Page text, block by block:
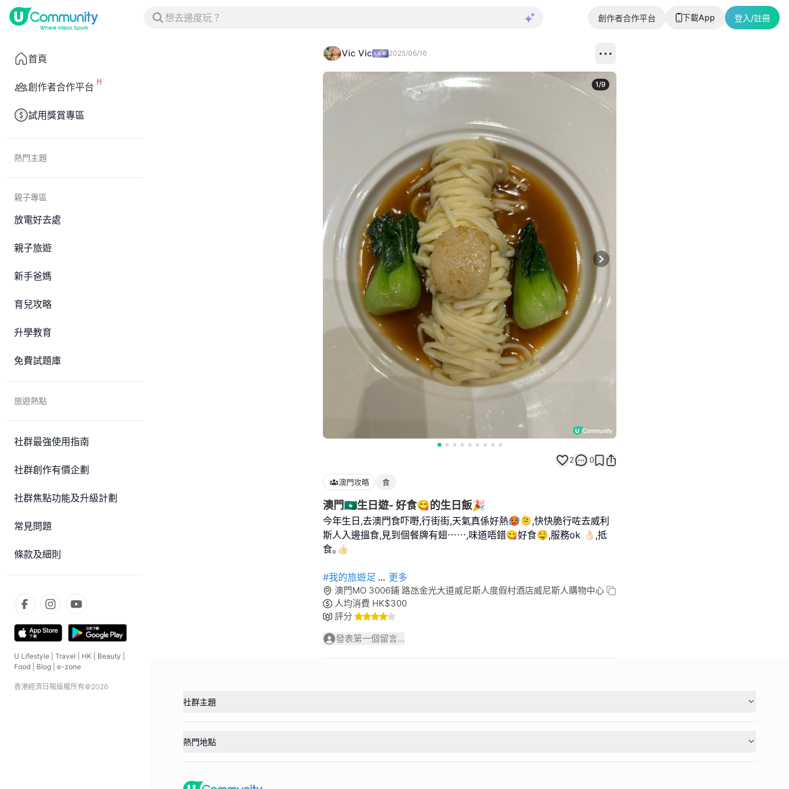
創作者合作平台 下載App 登入/註冊
首頁
創作者合作平台
試用獎賞專區
熱門主題
親子專區
放電好去處
親子旅遊
新手爸媽
育兒攻略
升學教育
免費試題庫
旅遊熱點
社群最強使用指南
社群創作有價企劃
社群焦點功能及升級計劃
常見問題
條款及細則
U Lifestyle Travel HK Beauty
Food
Blog e-zone
香港經濟日報版權所有©2026
Vic Vic 2025/06/16
Next slide
1/9
2 0
澳門攻略 食
澳門🇲🇴生日遊- 好食😋的生日飯🎉
今年生日,去澳門食吓嘢,行街街,天氣真係好熱🥵🫠,快快脆行咗去威利
斯人入邊搵食,見到個餐牌有翅⋯⋯,味道唔錯😋好食🤤,服務ok 👌🏻,抵
食｡👍🏻
#我的旅遊足 ... 更多
澳門MO 3006鋪 路氹金光大道威尼斯人度假村酒店威尼斯人購物中心
人均消費 HK$300
評分
發表第一個留言...
社群主題
熱門地點